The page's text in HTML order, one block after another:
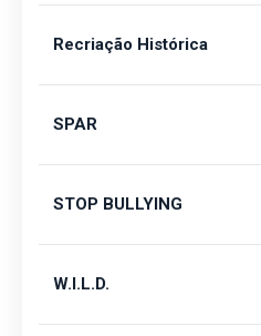
Recriação Histórica
SPAR
STOP BULLYING
W.I.L.D.